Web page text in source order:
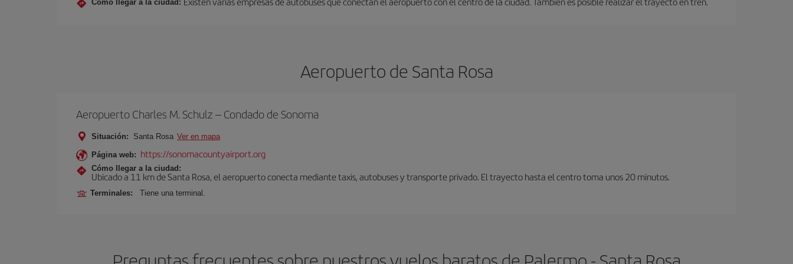
Cómo llegar a la ciudad:
Aeropuerto de Santa Rosa
Aeropuerto Charles M. Schulz – Condado de Sonoma
Situación: Santa Rosa Ver en mapa
Página web: https://sonomacountyairport.org
Cómo llegar a la ciudad:
Ubicado a 11 km de Santa Rosa, el aeropuerto conecta mediante taxis, autobuses y transporte privado. El trayecto hasta el centro toma unos 20 minutos.
Terminales: Tiene una terminal.